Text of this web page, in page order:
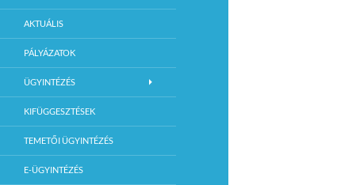
AKTUÁLIS
PÁLYÁZATOK
ÜGYINTÉZÉS
KIFÜGGESZTÉSEK
TEMETŐI ÜGYINTÉZÉS
E-ÜGYINTÉZÉS